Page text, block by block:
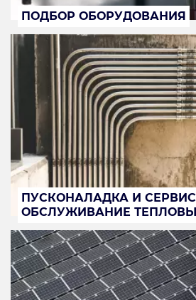
ПОДБОР ОБОРУДОВАНИЯ
ПУСКОНАЛАДКА И
ОБСЛУЖИВАНИЕ